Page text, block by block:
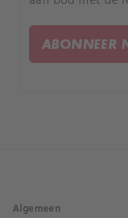
schrijflei, die
bewaard zijn
ABONNEER
Algemeen